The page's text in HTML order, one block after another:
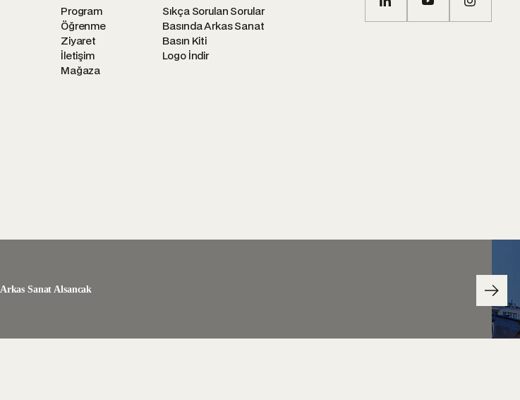
Program
Öğrenme
Ziyaret
İletişim
Mağaza
Sıkça Sorulan Sorular
Basında Arkas Sanat
Basın Kiti
Logo İndir
Arkas Sanat Alsancak